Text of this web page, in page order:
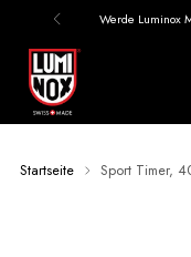
Werde Luminox
Startseite Sport Timer,
Danke
für
deine
Anmeldung